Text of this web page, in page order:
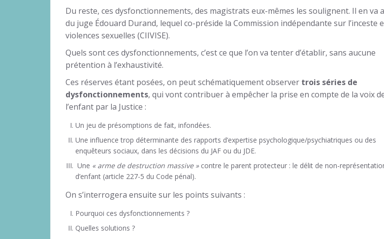
Du reste, ces dysfonctionnements, des magistrats eux-mêmes les soulignent. Il en va
du juge Édouard Durand, lequel co-préside la Commission indépendante sur l’inceste
violences sexuelles (CIIVISE).
Quels sont ces dysfonctionnements, c’est ce que l’on va tenter d’établir, sans aucune
prétention à l’exhaustivité.
Ces réserves étant posées, on peut schématiquement observer trois séries de
dysfonctionnements, qui vont contribuer à empêcher la prise en compte de la voix
l’enfant par la Justice :
Un jeu de présomptions de fait, infondées.
Une influence trop déterminante des rapports d’expertise psychologique/psychiatriques ou des
enquêteurs sociaux, dans les décisions du JAF ou du JDE.
Une « arme de destruction massive »contre le parent protecteur : le délit de non-
d’enfant (article 227-5 du Code pénal).
On s’interrogera ensuite sur les points suivants :
Pourquoi ces dysfonctionnements ?
Quelles solutions ?